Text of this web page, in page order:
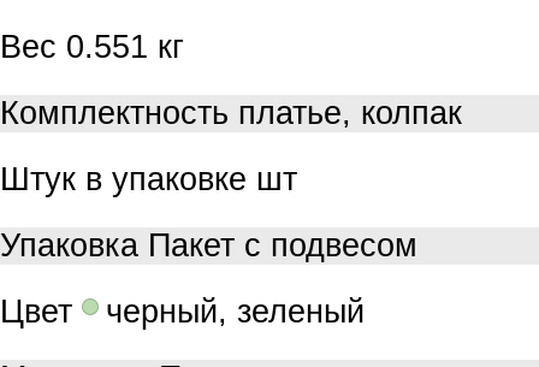
Вес 0.551 кг
Комплектность платье, колпак
Штук в упаковке шт
Упаковка Пакет с подвесом
Цвет
черный, зеленый